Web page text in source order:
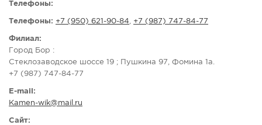
ПРЕДЛОЖИТЬ НОВОСТЬ
Телефоны:
Телефоны: +7 (950) 621-90-84, +7 (987) 747-84-77
Филиал:
Город Бор :
Стеклозаводское шоссе 19 ; Пушкина 97, Фомина 1а.
+7 (987) 747-84-77
E-mail:
Kamen-wik@mail.ru
Сайт: